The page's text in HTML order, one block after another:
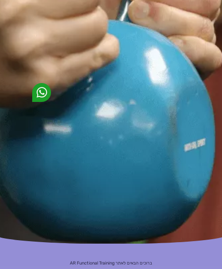
ברוכים הבאים לאתר AR Functional Training